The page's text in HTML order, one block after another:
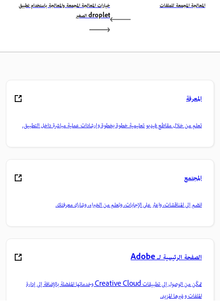
المعالجة المجمعة للملفات
خيارات المعالجة المجمعة والمعالجة باستخدام تطبيق
droplet الصغير
المعرفة
تعلم من خلال مقاطع فيديو تعليمية خطوة بخطوة وإرشادات عملية مباشرة داخل التطبيق.
المجتمع
انضم إلى المناقشات، واعثر على الإجابات، وتعلم من الخبراء، وشارك معرفتك.
الصفحة الرئيسية لـ Adobe
تمكّن من الوصول إلى تطبيقات Creative Cloud وخدماتها المفضلة بالإضافة إلى إدارة
الملفات وغيرها المزيد.